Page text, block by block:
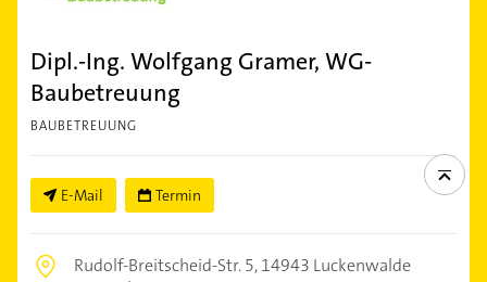
Dipl.-Ing. Wolfgang Gramer, WG-
Baubetreuung
BAUBETREUUNG
E-Mail Termin
Rudolf-Breitscheid-Str. 5,14943 Luckenwalde